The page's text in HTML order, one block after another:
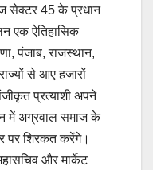
सेक्टर 45 के प्रधान
एक ऐतिहासिक
पंजाब, राजस्थान,
से आए हजारों
प्रत्याशी अपने
में अग्रवाल समाज के
पर शिरकत करेंगे।
और मार्केट